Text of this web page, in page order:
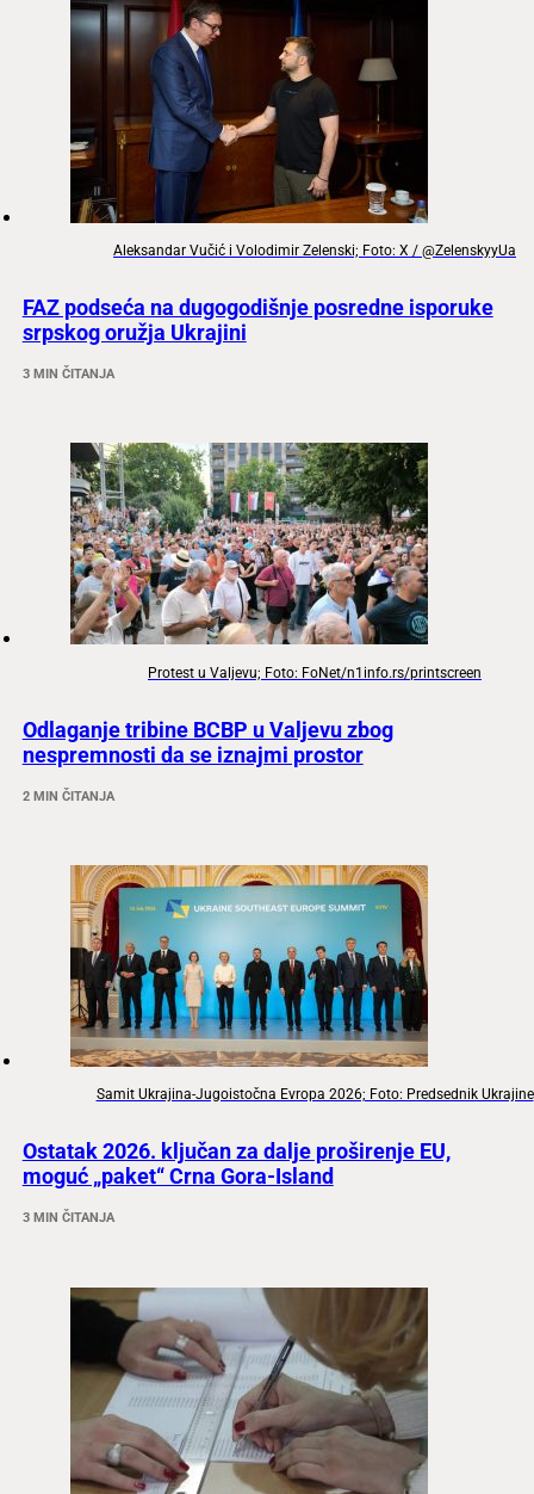
Aleksandar Vučić i Volodimir Zelenski; Foto: X / @ZelenskyyUa
FAZ podseća na dugogodišnje posredne isporuke
srpskog oružja Ukrajini
3 MIN ČITANJA
Protest u Valjevu; Foto: FoNet/n1info.rs/printscreen
Odlaganje tribine BCBP u Valjevu zbog
nespremnosti da se iznajmi prostor
2 MIN ČITANJA
Samit Ukrajina-Jugoistočna Evropa 2026; Foto: Predsednik Ukrajine
Ostatak 2026. ključan za dalje proširenje EU,
moguć „paket“ Crna Gora-Island
3 MIN ČITANJA